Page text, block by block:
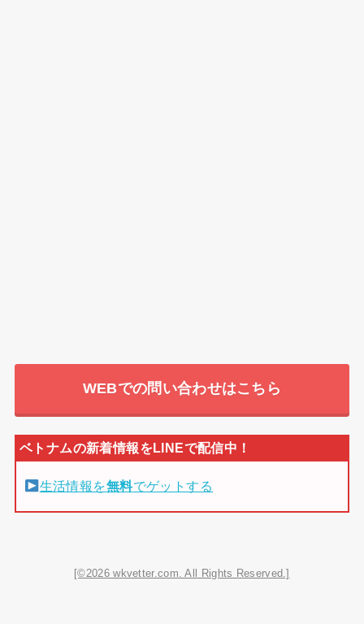
WEBでの問い合わせはこちら
生活情報を無料でゲットする
[©2026 wkvetter.com. All Rights Reserved.]